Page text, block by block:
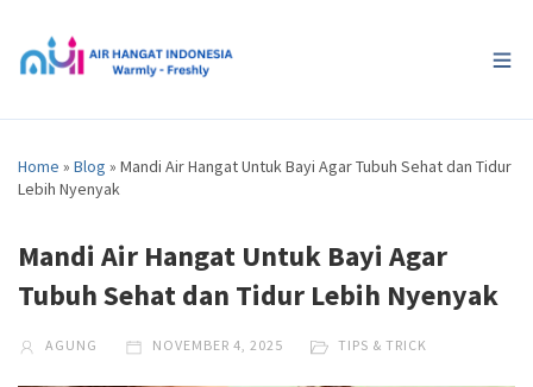
Home » Blog » Mandi Air Hangat Untuk Bayi Agar Tubuh Sehat dan Tidur
Lebih Nyenyak
Mandi Air Hangat Untuk Bayi Agar
Tubuh Sehat dan Tidur Lebih Nyenyak
AGUNG NOVEMBER 4, 2025 TIPS & TRICK